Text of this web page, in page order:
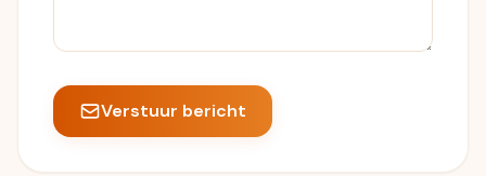
Verstuur bericht